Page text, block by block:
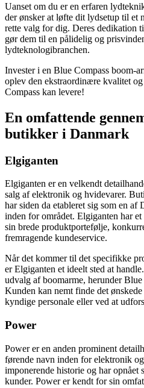
Uanset om du er en erfaren
der ønsker at løfte dit lydsetup til et
rette valg for dig. Deres dedikation
gør dem til en pålidelig og
lydteknologibranchen.
Invester i en Blue Compass boom-
oplev den ekstraordinære kvalitet
Compass kan levere!
En omfattende
butikker i Danmark
Elgiganten
Elgiganten er en velkendt
salg af elektronik og hvidevarer.
har siden da etableret sig som en af
inden for området. Elgiganten har
sin brede produktportefølje,
fremragende kundeservice.
Når det kommer til det specifikke
er Elgiganten et ideelt sted at
udvalg af boomarme, herunder
Kunden kan nemt finde det
kyndige personale eller ved at
Power
Power er en anden prominent
førende navn inden for elektronik
imponerende historie og har
kunder. Power er kendt for sin